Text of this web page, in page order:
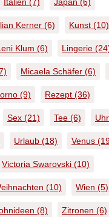
Kerner (6) Kunst (10)
Klum (6) Lingerie
Micaela Schäfer (6)
(9) Rezept (36)
Sex (21) Tee (6)
Urlaub (18) Venus
Victoria Swarovski (10)
(10) Wien (5)
(8) Zitronen (6)